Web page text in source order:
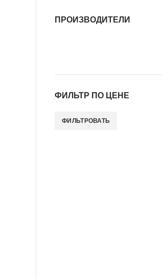
ПРОИЗВОДИТЕЛИ
ФИЛЬТР ПО ЦЕНЕ
ФИЛЬТРОВАТЬ